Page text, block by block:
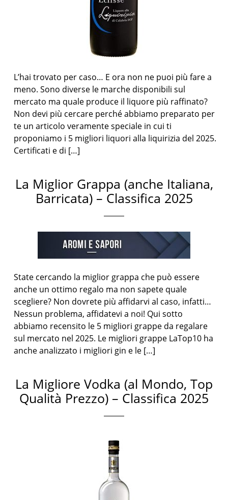
L’hai trovato per caso… E ora non ne puoi più fare a
meno. Sono diverse le marche disponibili sul
mercato ma quale produce il liquore più raffinato?
Non devi più cercare perché abbiamo preparato per
te un articolo veramente speciale in cui ti
proponiamo i 5 migliori liquori alla liquirizia del 2025.
Certificati e di […]
La Miglior Grappa (anche Italiana,
Barricata) – Classifica 2025
State cercando la miglior grappa che può essere
anche un ottimo regalo ma non sapete quale
scegliere? Non dovrete più affidarvi al caso, infatti…
Nessun problema, affidatevi a noi! Qui sotto
abbiamo recensito le 5 migliori grappe da regalare
sul mercato nel 2025. Le migliori grappe LaTop10 ha
anche analizzato i migliori gin e le […]
La Migliore Vodka (al Mondo, Top
Qualità Prezzo) – Classifica 2025